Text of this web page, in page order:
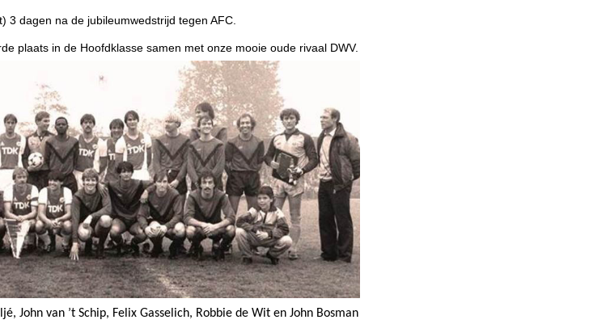
3 dagen na de jubileumwedstrijd tegen AFC.
plaats in de Hoofdklasse samen met onze mooie oude rivaal DWV.
John van ’t Schip, Felix Gasselich, Robbie de Wit en John Bosman